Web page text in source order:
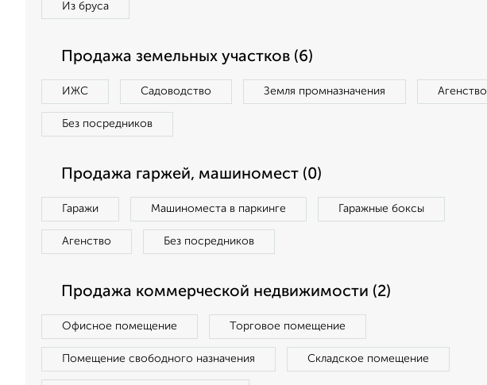
Из бруса
Продажа земельных участков (6)
ИЖС Садоводство Земля промназначения Агенство
Без посредников
Продажа гаржей, машиномест (0)
Гаражи Машиноместа в паркинге Гаражные боксы
Агенство Без посредников
Продажа коммерческой недвижимости (2)
Офисное помещение Торговое помещение
Помещение свободного назначения Складское помещение